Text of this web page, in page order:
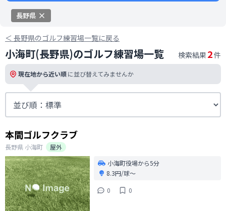
長野県
＜ 長野県のゴルフ練習場一覧に戻る
小海町(長野県)のゴルフ練習場一覧 検索結果 2件
現在地から近い順に並び替えてみませんか
本間ゴルフクラブ
長野県 小海町
屋外
小海町役場から5分
8.3円/球〜
0
0